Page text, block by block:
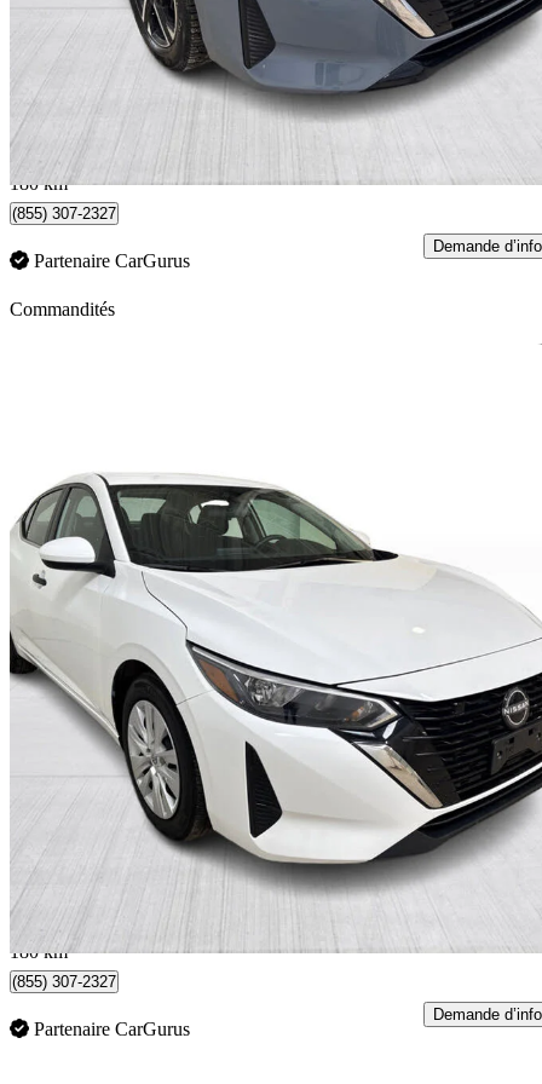
Bonne
351 $/mois env.
Québec, QC
180 km
(855) 307-2327
Partenaire CarGurus
Demande d’info
Commandités
2024 Nissan Sentra
52 894 km
Bonne
316 $/mois env.
Québec, QC
180 km
(855) 307-2327
Partenaire CarGurus
Demande d’info